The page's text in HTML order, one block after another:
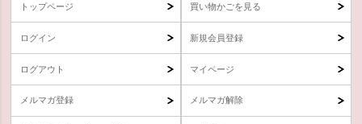
トップページ 買い物かごを見る
ログイン 新規会員登録
ログアウト マイページ
メルマガ登録 メルマガ解除